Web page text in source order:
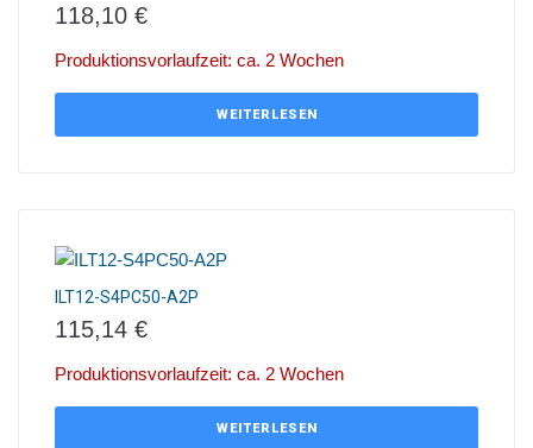
118,10 €
Produktionsvorlaufzeit: ca. 2 Wochen
WEITERLESEN
ILT12-S4PC50-A2P
115,14 €
Produktionsvorlaufzeit: ca. 2 Wochen
WEITERLESEN